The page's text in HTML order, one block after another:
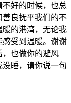
好的时候，也总
良抚平我们的不
的港湾，无论我
受到温暖。谢谢
，也做你的避风
睡，请你说一句